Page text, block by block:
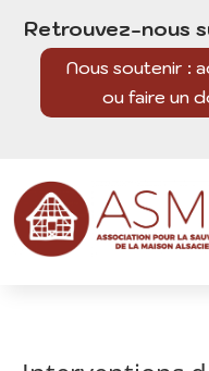
Retrouvez-nous
Nous soutenir :
ou faire un